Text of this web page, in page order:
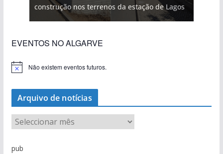
construção nos terrenos da estação de Lagos
EVENTOS NO ALGARVE
Não existem eventos futuros.
Arquivo de notícias
q
pub